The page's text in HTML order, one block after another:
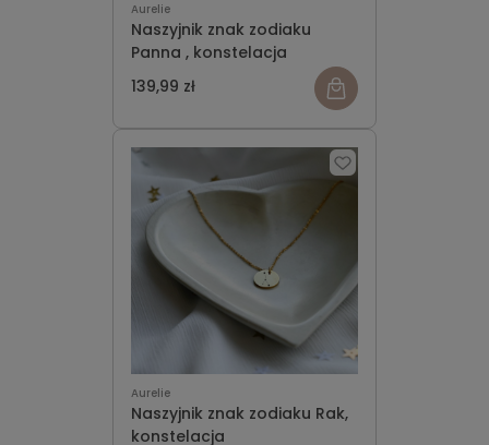
Aurelie
Naszyjnik znak zodiaku
Panna , konstelacja
139,99 zł
Aurelie
Naszyjnik znak zodiaku Rak,
konstelacja